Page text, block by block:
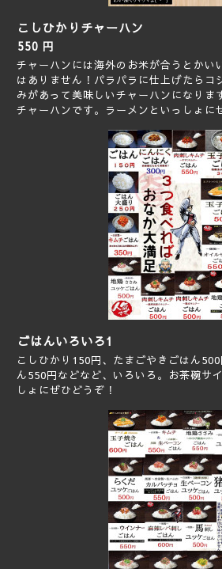
こしひかりチャーハン
550 円
チャーハンには海外のお米が合うとかい
はありません！パラパラに仕上げたらコ
みがあって美味しいチャーハンになりま
チャーハンです。ラーメンといっしょに
ごはんいろいろ1
こしひかり150円、たまごやきごはん
ん550円などなど、いろいろ。お茶碗サ
しょにぜひどうぞ！